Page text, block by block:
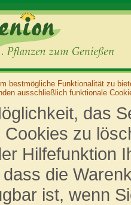
bestmögliche Funktionalität zu
ausschließlich funktionale
das
zu
Hilfefunktion
die
ist, wenn